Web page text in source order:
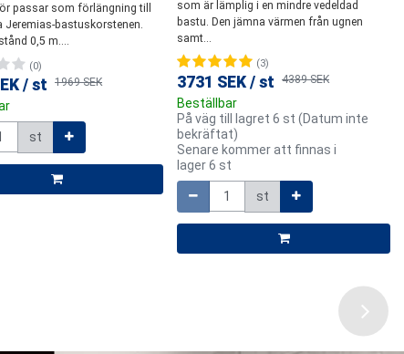
av...
st
(0)
3880 SEK
Beställbar
Mängd
st
passar som förlängning till
Jeremias-bastuskorstenen.
0,5 m....
(0)
/ st 1969 SEK
st
som är lämplig i en mindre vedeldad
bastu. Den jämna värmen från ugnen
samt...
(3)
3731 SEK / st 4389 SEK
Beställbar
På väg till lagret 6 st (Datum inte
bekräftat)
Senare kommer att finnas i
lager 6 st
Mängd
st